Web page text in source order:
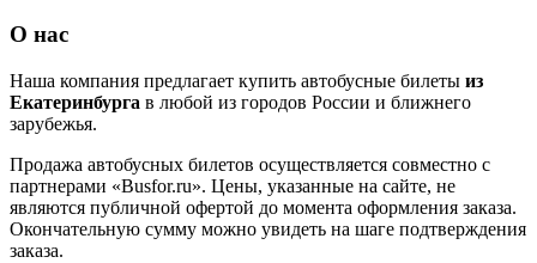
О нас
Наша компания предлагает купить автобусные билеты из
Екатеринбурга в любой из городов России и ближнего
зарубежья.
Продажа автобусных билетов осуществляется совместно с
партнерами «Busfor.ru». Цены, указанные на сайте, не
являются публичной офертой до момента оформления заказа.
Окончательную сумму можно увидеть на шаге подтверждения
заказа.